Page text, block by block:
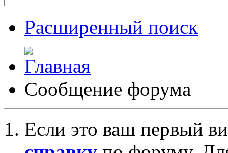
Расширенный поиск
Сообщение форума
Если это ваш первый